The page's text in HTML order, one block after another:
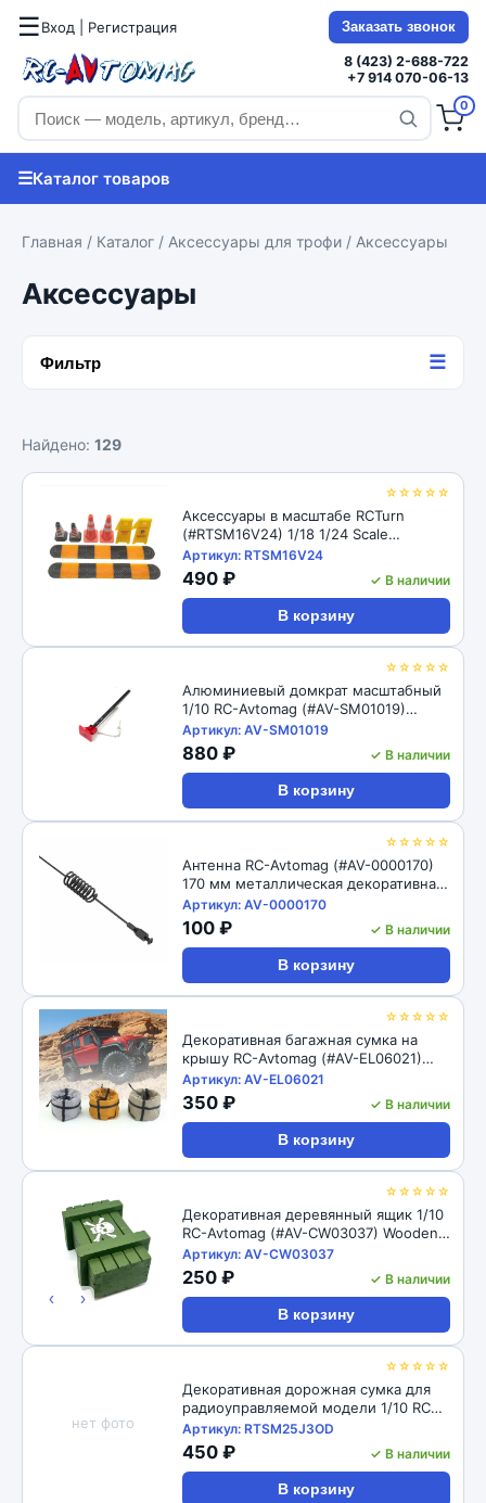
☰Вход | Регистрация Заказать звонок
8 (423) 2-688-722
+7 914 070-06-13
0
☰Каталог товаров
Главная / Каталог / Аксессуары для трофи / Аксессуары
Аксессуары
Фильтр ☰
Найдено: 129
☆☆☆☆☆
Аксессуары в масштабе RCTurn
(#RTSM16V24) 1/18 1/24 Scale
Accessories Speed Bumps / Traffic
Cones / Parking Signs for RC Crawler
Артикул: RTSM16V24
490 ₽ ✓ В наличии
В корзину
☆☆☆☆☆
Алюминиевый домкрат масштабный
1/10 RC-Avtomag (#AV-SM01019)
Aluminum High Lift Jack/Jig for 1/10 RC
Crawler
Артикул: AV-SM01019
880 ₽ ✓ В наличии
В корзину
☆☆☆☆☆
Антенна RC-Avtomag (#AV-0000170)
170 мм металлическая декоративная
антенна для радиоуправляемого
автомобиля для 1/10 RC Crawler
Traxxas TRX4 TRX6 Axial SCX10 RC4WD
D90 D110 Tamiya CC01 Truck Drift
Артикул: AV-0000170
100 ₽ ✓ В наличии
В корзину
☆☆☆☆☆
Декоративная багажная сумка на
крышу RC-Avtomag (#AV-EL06021)
Rooftop Luggage Pot Bag for 1/10 1/8
RC Car
Артикул: AV-EL06021
350 ₽ ✓ В наличии
В корзину
☆☆☆☆☆
‹ ›
Декоративная деревянный ящик 1/10
RC-Avtomag (#AV-CW03037) Wooden
Box Decorative Accessory for 1/10 RC
Crawler
Артикул: AV-CW03037
250 ₽ ✓ В наличии
В корзину
☆☆☆☆☆
нет фото
Декоративная дорожная сумка для
радиоуправляемой модели 1/10 RC
Turn (#RTSM25J3OD) Scale Fabric
Travel Carry-on Bag: Olive Drab
63x40x47mm
Артикул: RTSM25J3OD
450 ₽ ✓ В наличии
В корзину